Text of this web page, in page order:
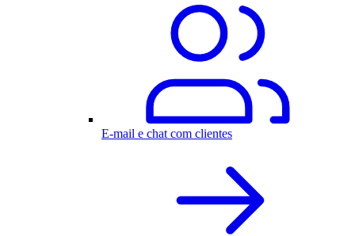
E-mail e chat com clientes